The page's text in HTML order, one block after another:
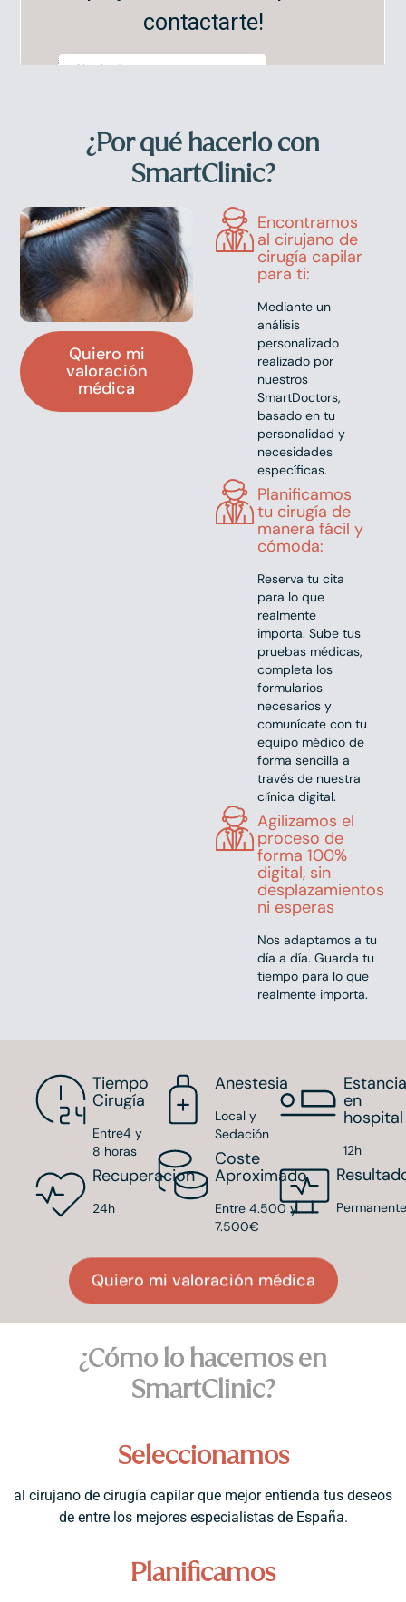
¿Por qué hacerlo con
SmartClinic?
Quiero mi
valoración
médica
Encontramos
al cirujano de
cirugía capilar
para ti:
Mediante un
análisis
personalizado
realizado por
nuestros
SmartDoctors,
basado en tu
personalidad y
necesidades
específicas.
Planificamos
tu cirugía de
manera fácil y
cómoda:
Reserva tu cita
para lo que
realmente
importa. Sube tus
pruebas médicas,
completa los
formularios
necesarios y
comunícate con tu
equipo médico de
forma sencilla a
través de nuestra
clínica digital.
Agilizamos el
proceso de
forma 100%
digital, sin
desplazamientos
ni esperas
Nos adaptamos a tu
día a día. Guarda tu
tiempo para lo que
realmente importa.
Tiempo
Cirugía
Entre4 y
8 horas
Recuperacion
24h
Anestesia
Local y
Sedación
Coste
Aproximado
Entre 4.500 y
7.500€
en
hospital
12h
Quiero mi valoración médica
¿Cómo lo hacemos en
SmartClinic?
Seleccionamos
al cirujano de cirugía capilar que mejor entienda tus deseos
de entre los mejores especialistas de España.
Planificamos